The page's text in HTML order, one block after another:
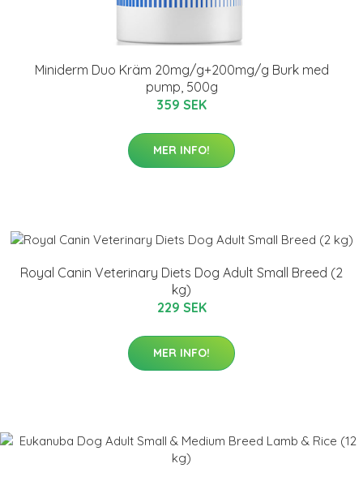
Miniderm Duo Kräm 20mg/g+200mg/g Burk med
pump, 500g
359 SEK
MER INFO!
Royal Canin Veterinary Diets Dog Adult Small Breed (2
kg)
229 SEK
MER INFO!